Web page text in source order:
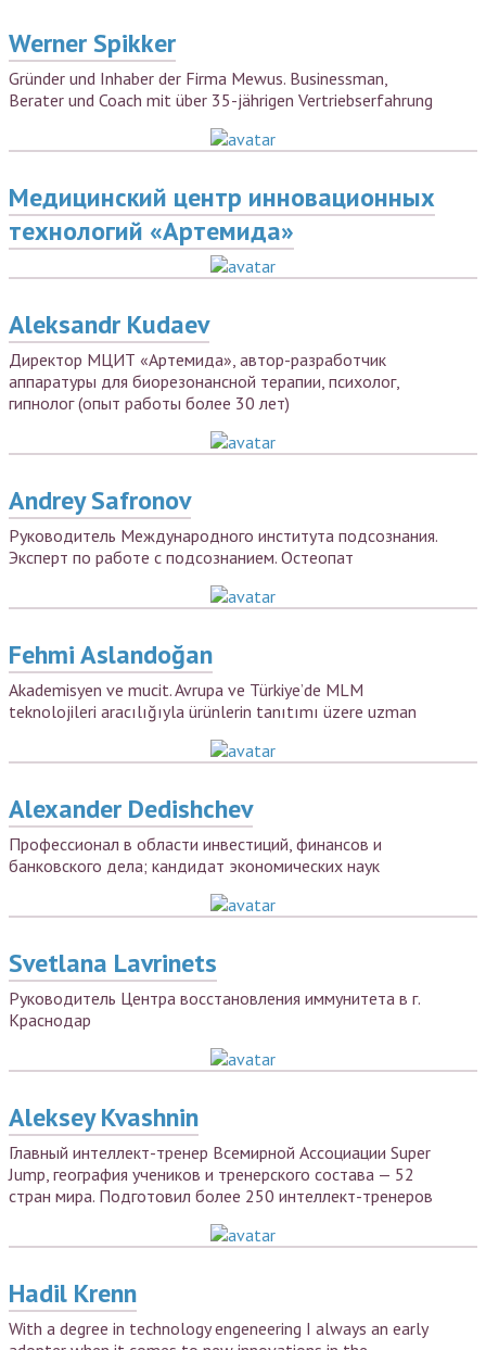
Werner Spikker
Gründer und Inhaber der Firma Mewus. Businessman,
Berater und Coach mit über 35-jährigen Vertriebserfahrung
Медицинский центр инновационных
технологий «Артемида»
Aleksandr Kudaev
Директор МЦИТ «Артемида», автор-разработчик
аппаратуры для биорезонансной терапии, психолог,
гипнолог (опыт работы более 30 лет)
Andrey Safronov
Руководитель Международного института подсознания.
Эксперт по работе с подсознанием. Остеопат
Fehmi Aslandoğan
Akademisyen ve mucit. Avrupa ve Türkiye’de MLM
teknolojileri aracılığıyla ürünlerin tanıtımı üzere uzman
Alexander Dedishchev
Профессионал в области инвестиций, финансов и
банковского дела; кандидат экономических наук
Svetlana Lavrinets
Руководитель Центра восстановления иммунитета в г.
Краснодар
Aleksey Kvashnin
Главный интеллект-тренер Всемирной Ассоциации Super
Jump, география учеников и тренерского состава — 52
стран мира. Подготовил более 250 интеллект-тренеров
Hadil Krenn
With a degree in technology engeneering I always an early